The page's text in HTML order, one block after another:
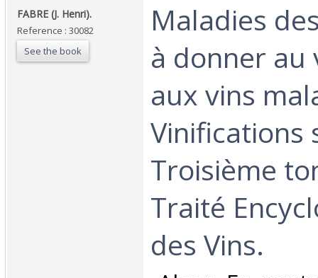
‎FABRE (J. Henri).‎
Reference : 30082
See the book
‎Maladies
à donner au
aux vins
Vinifications
Troisième
Traité
des Vins.‎